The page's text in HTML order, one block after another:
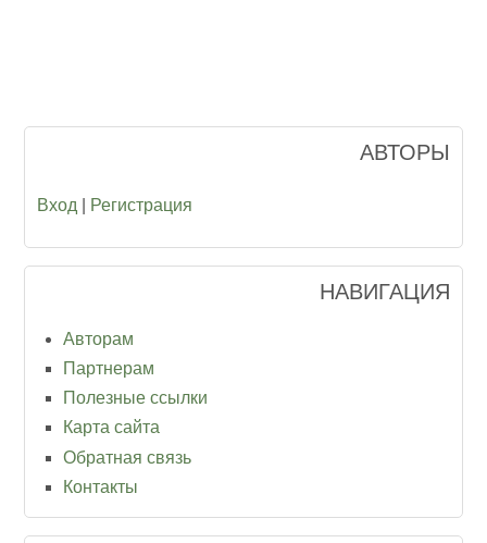
АВТОРЫ
Вход Регистрация
НАВИГАЦИЯ
Авторам
Партнерам
Полезные ссылки
Карта сайта
Обратная связь
Контакты